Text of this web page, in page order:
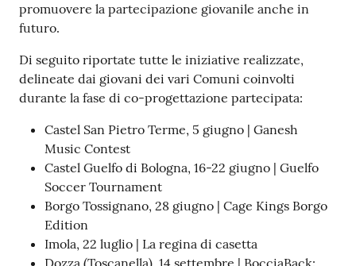
promuovere la partecipazione giovanile anche in
futuro.
Di seguito riportate tutte le iniziative realizzate,
delineate dai giovani dei vari Comuni coinvolti
durante la fase di co-progettazione partecipata:
Castel San Pietro Terme, 5 giugno | Ganesh
Music Contest
Castel Guelfo di Bologna, 16-22 giugno | Guelfo
Soccer Tournament
Borgo Tossignano, 28 giugno | Cage Kings Borgo
Edition
Imola, 22 luglio | La regina di casetta